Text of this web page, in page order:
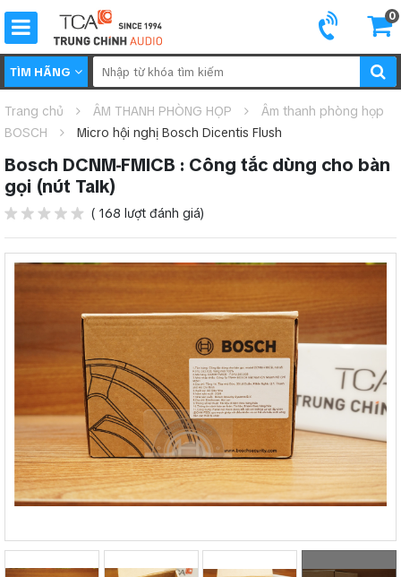
0
TÌM HÃNG
Trang chủ ÂM THANH PHÒNG HỌP
Âm thanh phòng họp
BOSCH
Micro hội nghị Bosch Dicentis Flush
Bosch DCNM-FMICB : Công tắc dùng cho bàn
gọi (nút Talk)
( 168 lượt đánh giá)